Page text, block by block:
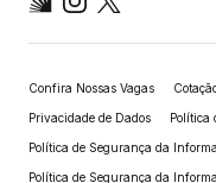
Confira Nossas Vagas
Privacidade de Dados Política
Política de Segurança da
Política de Segurança da